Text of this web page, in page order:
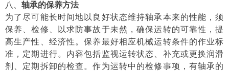
八、 轴承的保养方法
为了尽可能长时间地以良好状态维持轴承本来的性能，须
保养、检修、以求防事故于未然，确保运转的可靠性，提
高生产性、经济性。保养最好相应机械运转条件的作业标
准，定期进行。内容包括监视运转状态、补充或更换润滑
剂、定期拆卸的检查。作为运转中的检修事项，有轴承的